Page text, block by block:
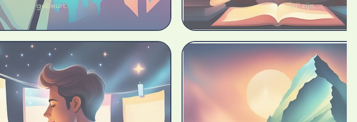
gebeurt.
'lui' zijn.